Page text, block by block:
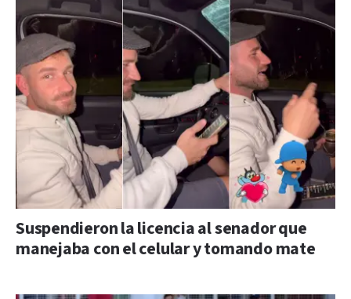
Suspendieron la licencia al senador que
manejaba con el celular y tomando mate